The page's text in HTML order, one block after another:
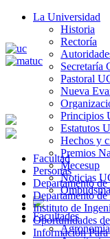
La Universidad
Historia
Rectoría
Secretaría
Pastoral
Nueva
Principios
Estatutos
Hechos y
Premios
Mecesup
Noticias
Facultades
Facultad
Personas
Departamento de
Departamento
Instituto de
Oportunidades
Información